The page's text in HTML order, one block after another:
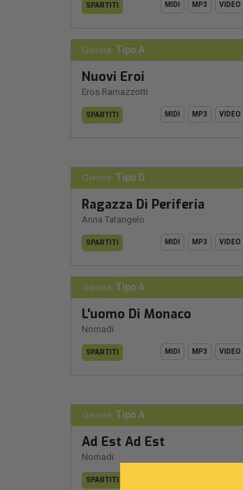
SPARTITI MIDI MP3 VIDEO
Genere: Tipo A
Nuovi Eroi
Eros Ramazzotti
SPARTITI MIDI MP3 VIDEO
Genere: Tipo D
Ragazza Di Periferia
Anna Tatangelo
SPARTITI MIDI MP3 VIDEO
Genere: Tipo A
L'uomo Di Monaco
Nomadi
SPARTITI MIDI MP3 VIDEO
Genere: Tipo A
Ad Est Ad Est
Nomadi
SPARTITI